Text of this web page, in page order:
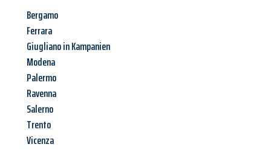
Bergamo
Ferrara
Giugliano in Kampanien
Modena
Palermo
Ravenna
Salerno
Trento
Vicenza